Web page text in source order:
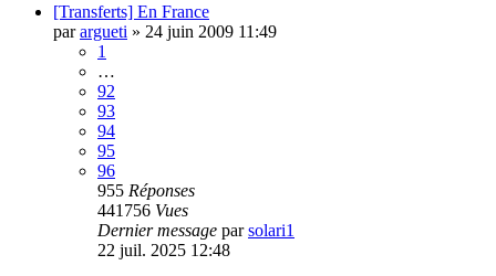
[Transferts] En France
parargueti » 24 juin 2009 11:49
1
…
92
93
94
95
96
955 Réponses
441756 Vues
Dernier message parsolari1
22 juil. 2025 12:48